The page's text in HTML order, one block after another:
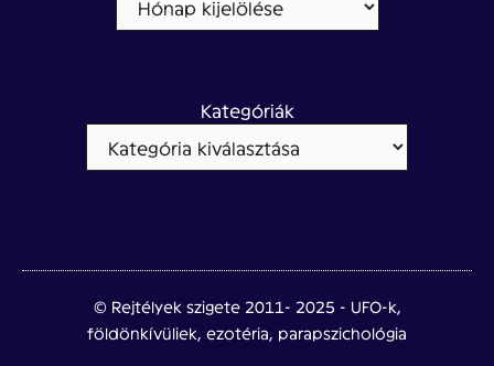
Kategóriák
© Rejtélyek szigete 2011- 2025 - UFO-k,
földönkívüliek, ezotéria, parapszichológia